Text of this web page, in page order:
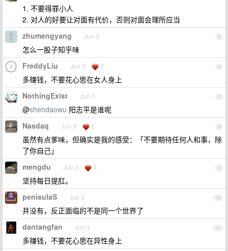
1. 不要得罪小人
2. 对人的好要让对面有代价，否则对面会理所应当
5
zhumengyang Jun 3
怎么一股子知乎味
6
FreddyLiu Jun 3 2
多赚钱，不要花心思在女人身上
7
NothingExist Jun 3
@shendaowu 阳志平是谁呢
8
Nasdaq Jun 3 2
虽然有点爹味，但确实是我的感受：「不要期待任何人和事，除
了你自己」
9
mengdu Jun 3 5
坚持每日提肛。
10
penisulaS Jun 3
并没有，反正面临的不是同一个世界了
11
dantangfan Jun 3
多赚钱，不要花心思在异性身上